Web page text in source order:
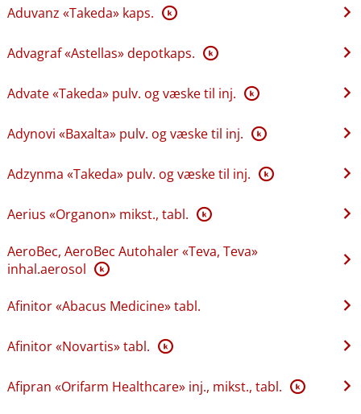
Aduvanz «Takeda» kaps. K
Advagraf «Astellas» depotkaps. K
Advate «Takeda» pulv. og væske til inj. K
Adynovi «Baxalta» pulv. og væske til inj. K
Adzynma «Takeda» pulv. og væske til inj. K
Aerius «Organon» mikst., tabl. K
AeroBec, AeroBec Autohaler «Teva, Teva»
inhal.aerosol K
Afinitor «Abacus Medicine» tabl.
Afinitor «Novartis» tabl. K
Afipran «Orifarm Healthcare» inj., mikst., tabl. K